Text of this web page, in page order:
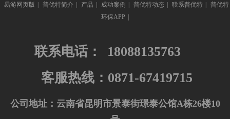
易游网页版 | 普优特简介 | 产品 | 成功案例 | 普优特动态 | 联系普优特 | 普优特
环保APP |
联系电话：
18088135763
客服热线：0871-67419715
公司地址：云南省昆明市景泰街璟泰公馆A栋26楼10